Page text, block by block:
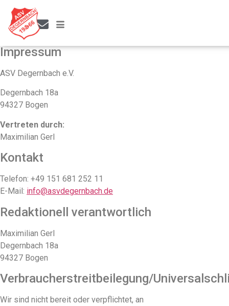
IMPRESSUM
Impressum
ASV Degernbach e.V.
Degernbach 18a
94327 Bogen
Vertreten durch:
Maximilian Gerl
Kontakt
Telefon: +49 151 681 252 11
E-Mail: info@asvdegernbach.de
Redaktionell verantwortlich
Maximilian Gerl
Degernbach 18a
94327 Bogen
Verbraucherstreitbeilegung/
Wir sind nicht bereit oder verpflichtet, an